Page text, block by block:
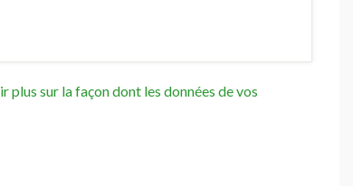
plus sur la façon dont les données de vos